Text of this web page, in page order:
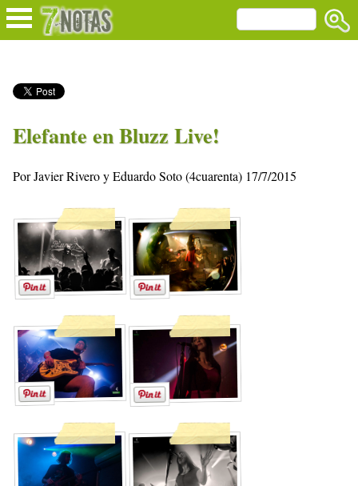
Elefante en Bluzz Live!
Por Javier Rivero y Eduardo Soto (4cuarenta) 17/7/2015